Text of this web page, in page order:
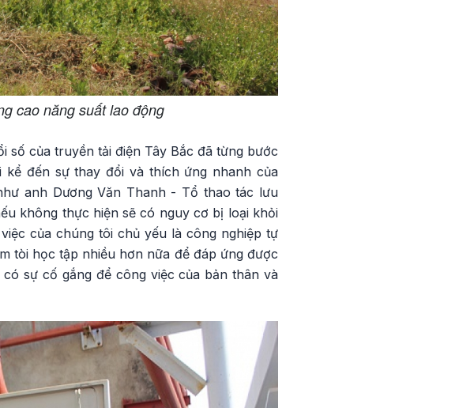
cao năng suất lao động
của truyền tải điện Tây Bắc đã từng bước
đến sự thay đổi và thích ứng nhanh của
anh Dương Văn Thanh - Tổ thao tác lưu
không thực hiện sẽ có nguy cơ bị loại khỏi
của chúng tôi chủ yếu là công nghiệp tự
tòi học tập nhiều hơn nữa để đáp ứng được
sự cố gắng để công việc của bản thân và